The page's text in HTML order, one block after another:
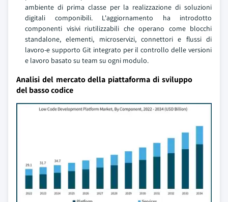
ambiente di prima classe per la realizzazione di soluzioni
digitali componibili. L'aggiornamento ha introdotto
componenti visivi riutilizzabili che operano come blocchi
standalone, elementi, microservizi, connettori e flussi di
lavoro-e supporto Git integrato per il controllo delle versioni
e lavoro basato su team su ogni modulo.
Analisi del mercato della piattaforma di sviluppo
del basso codice